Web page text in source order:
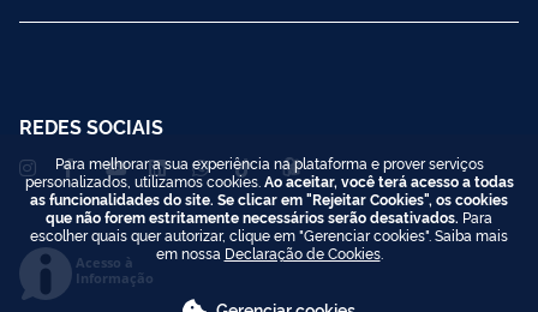
REDES SOCIAIS
Acesso à
Informação
Para melhorar a sua experiência na plataforma e prover serviços
personalizados, utilizamos cookies. Ao aceitar, você terá acesso a todas
as funcionalidades do site. Se clicar em "Rejeitar Cookies", os cookies
que não forem estritamente necessários serão desativados. Para
escolher quais quer autorizar, clique em "Gerenciar cookies". Saiba mais
em nossa Declaração de Cookies.